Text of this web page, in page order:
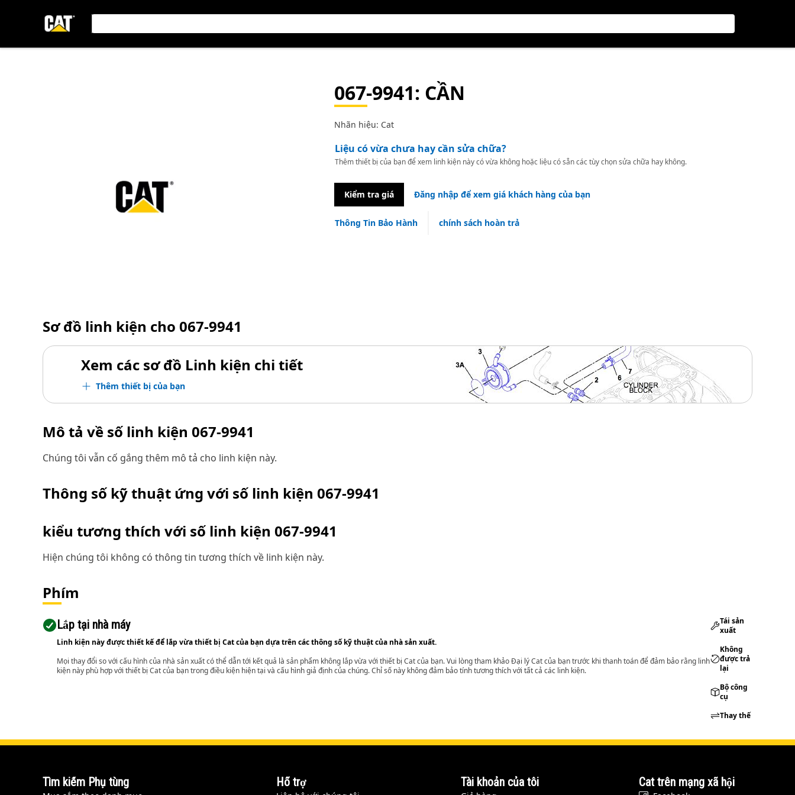
067-9941: CẦN
Nhãn hiệu: Cat
Liệu có vừa chưa hay cần sửa chữa?
Thêm thiết bị của bạn để xem linh kiện này có vừa không hoặc liệu có sẵn các tùy chọn sửa chữa hay không.
Kiểm tra giá Đăng nhập để xem giá khách hàng của bạn
Thông Tin Bảo Hành chính sách hoàn trả
Sơ đồ linh kiện cho 067-9941
Xem các sơ đồ Linh kiện chi tiết
Thêm thiết bị của bạn
Mô tả về số linh kiện 067-9941
Chúng tôi vẫn cố gắng thêm mô tả cho linh kiện này.
Thông số kỹ thuật ứng với số linh kiện 067-9941
kiểu tương thích với số linh kiện 067-9941
Hiện chúng tôi không có thông tin tương thích về linh kiện này.
Phím
Lắp tại nhà máy
Linh kiện này được thiết kế để lắp vừa thiết bị Cat của bạn dựa trên các thông số kỹ thuật của nhà sản xuất.
Mọi thay đổi so với cấu hình của nhà sản xuất có thể dẫn tới kết quả là sản phẩm không lắp vừa với thiết bị Cat của bạn. Vui lòng tham khảo Đại lý Cat của bạn trước khi thanh toán để đảm bảo rằng linh
kiện này phù hợp với thiết bị Cat của bạn trong điều kiện hiện tại và cấu hình giả định của chúng. Chỉ số này không đảm bảo tính tương thích với tất cả các linh kiện.
Tái sản
xuất
Không
được trả
lại
Bộ công
cụ
Thay thế
Tìm kiếm Phụ tùng Hỗ trợ Tài khoản của tôi Cat trên mạng xã hội